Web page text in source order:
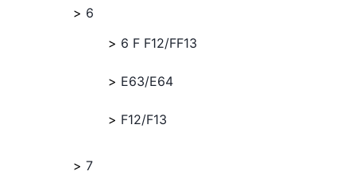
6
6 F F12/FF13
E63/E64
F12/F13
7